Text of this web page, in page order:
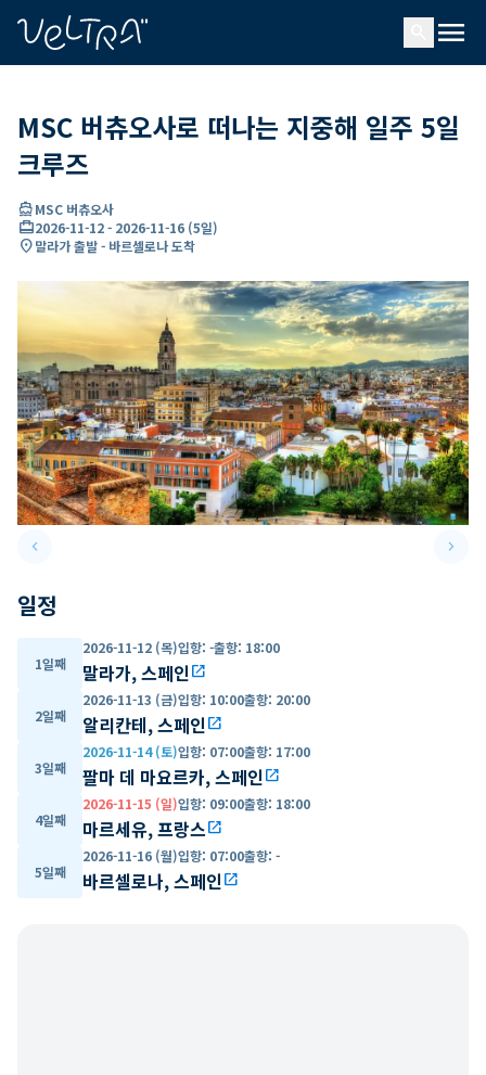
menu
MSC 버츄오사로 떠나는 지중해 일주 5일
크루즈
directions_boatMSC 버츄오사
card_travel2026-11-12- 2026-11-16 (5일)
location_on말라가 출발 - 바르셀로나 도착
keyboard_arrow_leftPrevious slide keyboard_arrow_right
일정
1일째
2026-11-12 (목)입항: -출항: 18:00
말라가, 스페인open_in_new
2일째
2026-11-13 (금)입항: 10:00출항: 20:00
알리칸테, 스페인open_in_new
3일째
2026-11-14 (토)입항: 07:00출항: 17:00
팔마 데 마요르카, 스페인open_in_new
4일째
2026-11-15 (일)입항: 09:00출항: 18:00
마르세유, 프랑스open_in_new
5일째
2026-11-16 (월)입항: 07:00출항: -
바르셀로나, 스페인open_in_new